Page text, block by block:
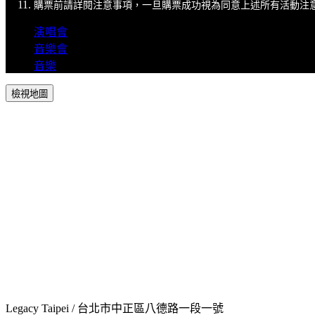
購票前請詳閱注意事項，一旦購票成功視為同意上述所有活動注
演唱會
音樂會
音樂
檢視地圖
Legacy Taipei / 台北市中正區八德路一段一號